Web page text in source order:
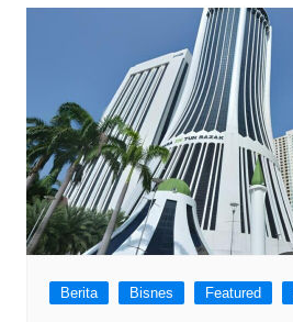
Berita Bisnes Featured